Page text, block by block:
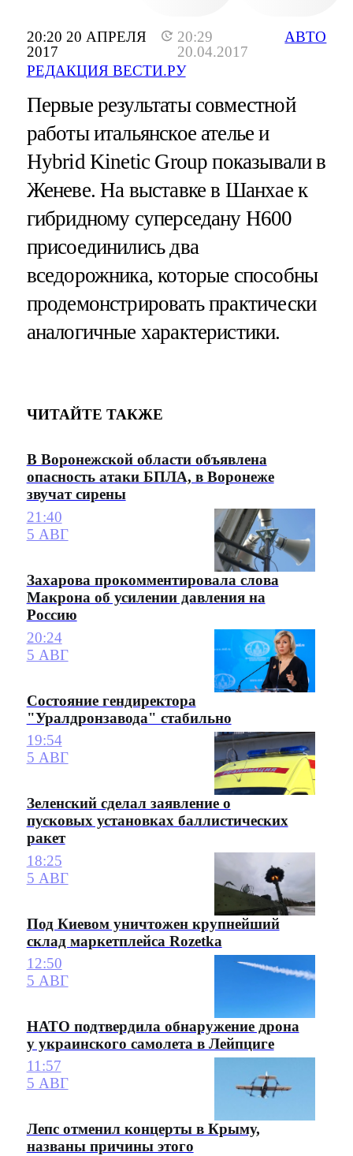
20:20 20 АПРЕЛЯ
2017
20:29
20.04.2017
РЕДАКЦИЯ ВЕСТИ.РУ
АВТО
Первые результаты совместной
работы итальянское ателье и
Hybrid Kinetic Group показывали в
Женеве. На выставке в Шанхае к
гибридному суперседану H600
присоединились два
вседорожника, которые способны
продемонстрировать практически
аналогичные характеристики.
ЧИТАЙТЕ ТАКЖЕ
В Воронежской области объявлена
опасность атаки БПЛА, в Воронеже
звучат сирены
21:40
5 АВГ
Захарова прокомментировала слова
Макрона об усилении давления на
Россию
20:24
5 АВГ
Состояние гендиректора
"Уралдронзавода" стабильно
19:54
5 АВГ
Зеленский сделал заявление о
пусковых установках баллистических
ракет
18:25
5 АВГ
Под Киевом уничтожен крупнейший
склад маркетплейса Rozetka
12:50
5 АВГ
НАТО подтвердила обнаружение дрона
у украинского самолета в Лейпциге
11:57
5 АВГ
Лепс отменил концерты в Крыму,
названы причины этого